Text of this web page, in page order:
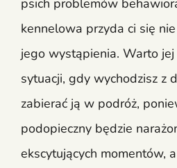
kennelowa przyda ci się
jego wystąpienia. Warto
sytuacji, gdy wychodzisz z
zabierać ją w podróż,
podopieczny będzie
ekscytujących momentów,